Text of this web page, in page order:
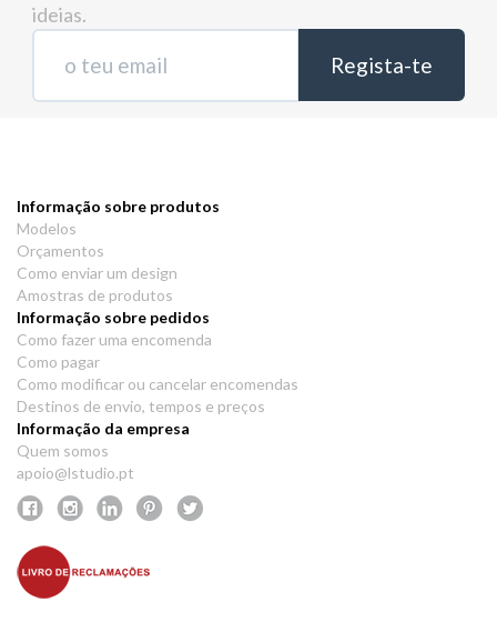
ideias.
Informação sobre produtos
Modelos
Orçamentos
Como enviar um design
Amostras de produtos
Informação sobre pedidos
Como fazer uma encomenda
Como pagar
Como modificar ou cancelar encomendas
Destinos de envio, tempos e preços
Informação da empresa
Quem somos
apoio@lstudio.pt